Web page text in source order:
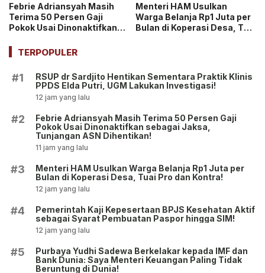
Febrie Adriansyah Masih
Terima 50 Persen Gaji
Pokok Usai Dinonaktifkan
ASN Dihentikan!
Menteri HAM Usulkan
Warga Belanja Rp1 Juta per
Bulan di Koperasi Desa, Tuai
TERPOPULER
#1
RSUP dr Sardjito Hentikan Sementara Praktik Klinis
PPDS Elda Putri, UGM Lakukan Investigasi!
12 jam yang lalu
#2
Febrie Adriansyah Masih Terima 50 Persen Gaji
Pokok Usai Dinonaktifkan sebagai Jaksa,
Tunjangan ASN Dihentikan!
11 jam yang lalu
#3
Menteri HAM Usulkan Warga Belanja Rp1 Juta per
Bulan di Koperasi Desa, Tuai Pro dan Kontra!
12 jam yang lalu
#4
Pemerintah Kaji Kepesertaan BPJS Kesehatan Aktif
sebagai Syarat Pembuatan Paspor hingga SIM!
12 jam yang lalu
#5
Purbaya Yudhi Sadewa Berkelakar kepada IMF dan
Bank Dunia: Saya Menteri Keuangan Paling Tidak
Beruntung di Dunia!